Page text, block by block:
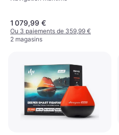
1 079,99 €
Ou 3 paiements de 359,99 €
2 magasins